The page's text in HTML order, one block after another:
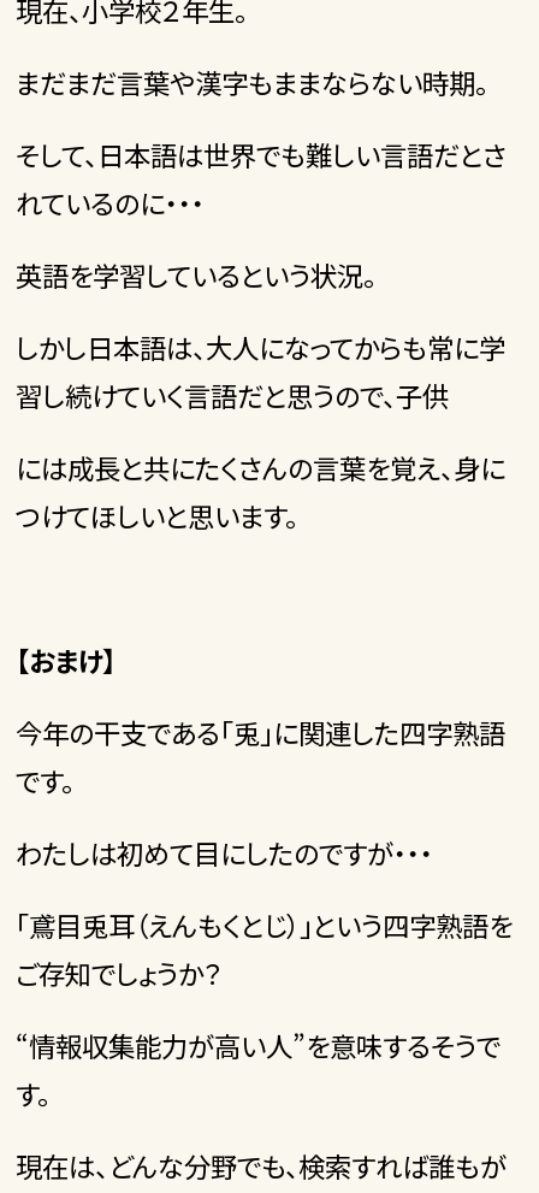
現在、小学校２年生。
まだまだ言葉や漢字もままならない時期。
そして、日本語は世界でも難しい言語だとさ
れているのに・・・
英語を学習しているという状況。
しかし日本語は、大人になってからも常に学
習し続けていく言語だと思うので、子供
には成長と共にたくさんの言葉を覚え、身に
つけてほしいと思います。
【おまけ】
今年の干支である「兎」に関連した四字熟語
です。
わたしは初めて目にしたのですが・・・
「鳶目兎耳（えんもくとじ）」という四字熟語を
ご存知でしょうか？
“情報収集能力が高い人”を意味するそうで
す。
現在は、どんな分野でも、検索すれば誰もが